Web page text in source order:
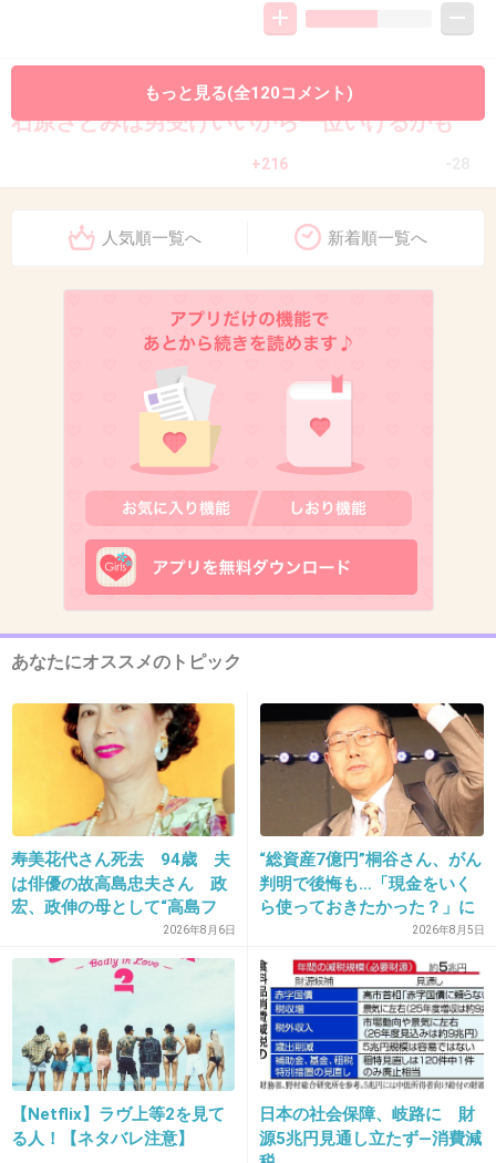
石原さとみは男受けいいから一位いけるかも
+216
沢尻エリカ。
+114
2013/02/02(土) 14:16:13
女優じゃね～ｗｗ
12. 匿名 2013/02/02(土) 14:16:44
なんといっても、綾瀬はるか。
あまり嫌いと言う話を聞かない。
-27
13. 匿名2013/02/02(土) 14:16:54
まともな女優はエントリーしない
+96 -6
14. 匿名2013/02/02(土) 14:17:44
吉永小百合さん。
究極の母親キャラ。
+12 -26
もっと見る(全120コメント)
人気順一覧へ 新着順一覧へ
あなたにオススメのトピック
寿美花代さん死去 94歳 夫
は俳優の故高島忠夫さん 政
宏、政伸の母として“高島フ
2026年8月6日
“総資産7億円”桐谷さん、がん
判明で後悔も…「現金をいく
ら使っておきたかった？」に
2026年8月5日
【Netflix】ラヴ上等2を見て
る人！【ネタバレ注意】
日本の社会保障、岐路に 財
源5兆円見通し立たず―消費減